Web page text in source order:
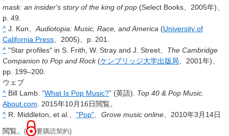
mask: an insider's story of the king of pop (Select Books、2005年)、
p. 49.
^ J. Kun、Audiotopia: Music, Race, and America (University of
California Press、2005)、p. 201.
^ "Star profiles" in S. Frith, W. Stray and J. Street、 The Cambridge
Companion to Pop and Rock(ケンブリッジ大学出版局、2001年)、
pp. 199–200.
ウェブ
^ Bill Lamb. “What Is Pop Music?” (英語). Top 40 & Pop Music.
About.com. 2015年10月16日閲覧。
^ R. Middleton, et al.、 "Pop"、 Grove music online、2010年3月14日
閲覧。 ( 要購読契約)